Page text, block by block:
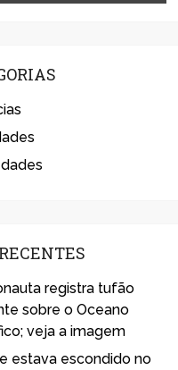
registra tufão
sobre o Oceano
veja a imagem
estava escondido no